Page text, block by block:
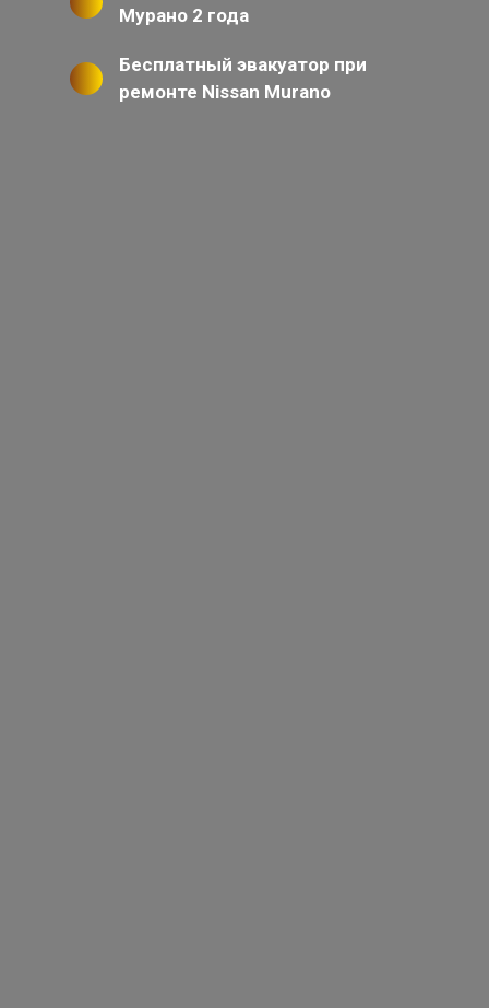
Мурано 2 года
Бесплатный эвакуатор при
ремонте Nissan Murano